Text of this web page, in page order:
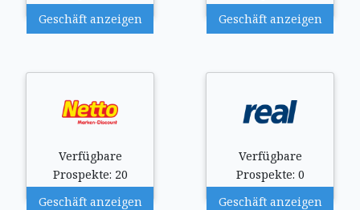
Geschäft anzeigen
Geschäft anzeigen
Verfügbare
Prospekte: 20
Geschäft anzeigen
Verfügbare
Prospekte: 0
Geschäft anzeigen